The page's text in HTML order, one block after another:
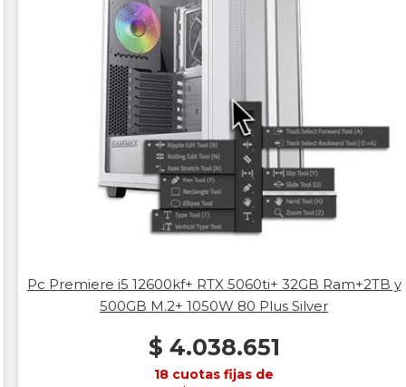
Pc Premiere i5 12600kf+ RTX 5060ti+ 32GB Ram+2TB y
500GB M.2+ 1050W 80 Plus Silver
$ 4.038.651
18 cuotas fijas de